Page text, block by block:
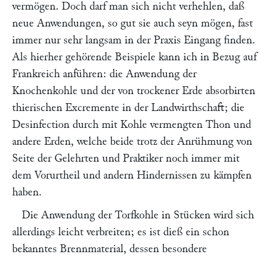
vermögen. Doch darf man sich nicht verhehlen, daß
neue Anwendungen, so gut sie auch seyn mögen, fast
immer nur sehr langsam in der Praxis Eingang finden.
Als hierher gehörende Beispiele kann ich in Bezug auf
Frankreich anführen: die Anwendung der
Knochenkohle und der von trockener Erde absorbirten
thierischen Excremente in der Landwirthschaft; die
Desinfection durch mit Kohle vermengten Thon und
andere Erden, welche beide trotz der Anrühmung von
Seite der Gelehrten und Praktiker noch immer mit
dem Vorurtheil und andern Hindernissen zu kämpfen
haben.
Die Anwendung der Torfkohle in Stücken wird sich
allerdings leicht verbreiten; es ist dieß ein schon
bekanntes Brennmaterial, dessen besondere